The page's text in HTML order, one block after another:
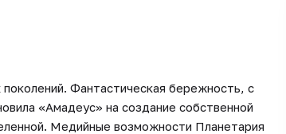
Фантастическая бережность, с
«Амадеус» на создание собственной
Медийные возможности Планетария